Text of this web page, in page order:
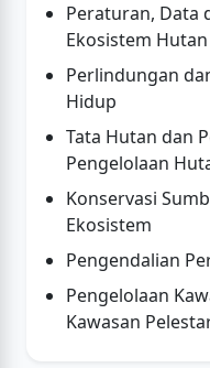
Peraturan, Data
Ekosistem Hutan
Perlindungan
Hidup
Tata Hutan dan
Pengelolaan
Konservasi
Ekosistem
Pengendalian
Pengelolaan
Kawasan